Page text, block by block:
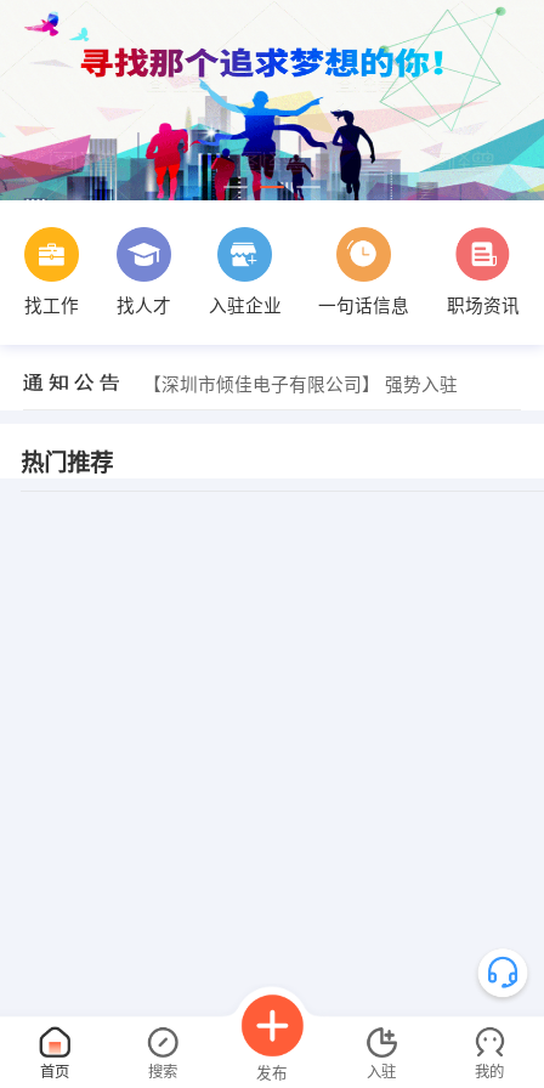
找工作 找人才 入驻企业 一句话信息
职场资讯
【深圳市倾佳电子有限公司】 强势入驻
热门推荐
首页 搜索 发布 入驻 我的